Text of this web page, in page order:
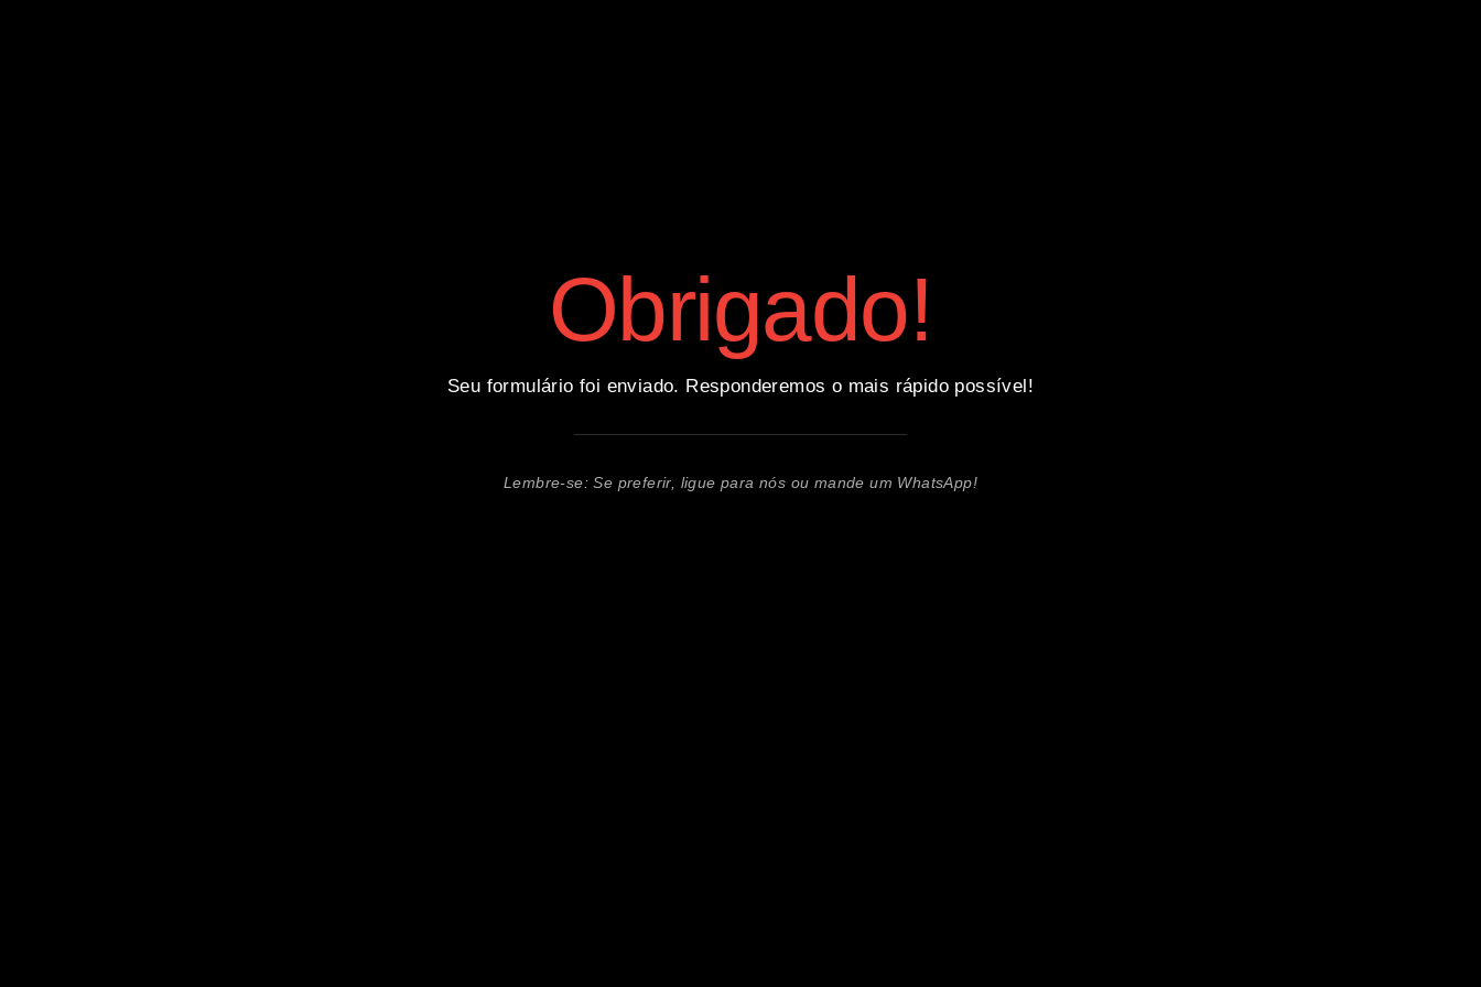
Obrigado!
Seu formulário foi enviado. Responderemos o mais rápido possível!
Lembre-se: Se preferir, ligue para nós ou mande um WhatsApp!